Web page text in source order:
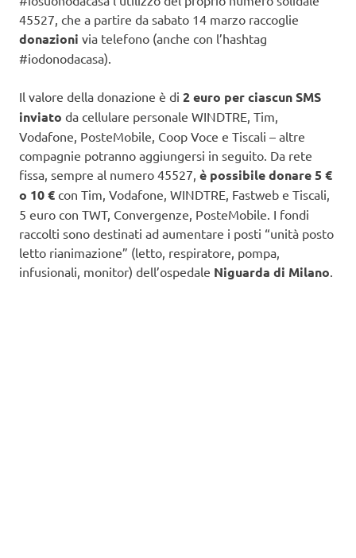
45527, che a partire da sabato 14 marzo raccoglie
donazioni via telefono (anche con l’hashtag
#iodonodacasa).
Il valore della donazione è di 2 euro per ciascun SMS
inviato da cellulare personale WINDTRE, Tim,
Vodafone, PosteMobile, Coop Voce e Tiscali – altre
compagnie potranno aggiungersi in seguito. Da rete
fissa, sempre al numero 45527, è possibile donare 5 €
o 10 € con Tim, Vodafone, WINDTRE, Fastweb e Tiscali,
5 euro con TWT, Convergenze, PosteMobile. I fondi
raccolti sono destinati ad aumentare i posti “unità posto
letto rianimazione” (letto, respiratore, pompa,
infusionali, monitor) dell’ospedale Niguarda di Milano